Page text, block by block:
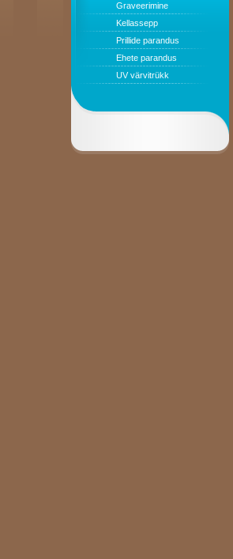
Graveerimine
Kellassepp
Prillide parandus
Ehete parandus
UV värvitrükk